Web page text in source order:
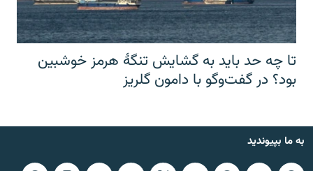
تا چه حد باید به گشایش تنگهٔ هرمز خوشبین
بود؟ در گفت‌وگو با دامون گلریز
به ما بپیوندید